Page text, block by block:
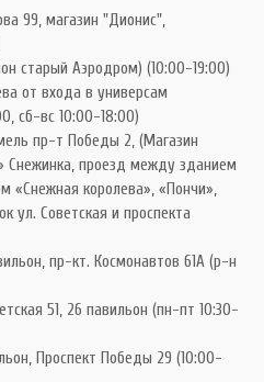
99, магазин "Дионис",
старый Аэродром) (10:00-19:00)
от входа в универсам
сб-вс 10:00-18:00)
пр-т Победы 2, (Магазин
Снежинка, проезд между зданием
«Снежная королева», «Пончи»,
ул. Советская и проспекта
пр-кт. Космонавтов 61А (р-н
51, 26 павильон (пн-пт 10:30-
Проспект Победы 29 (10:00-